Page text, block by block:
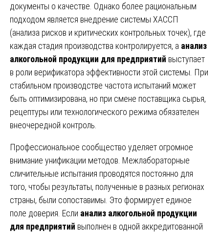
документы о качестве. Однако более рациональным
подходом является внедрение системы ХАССП
(анализа рисков и критических контрольных точек), где
каждая стадия производства контролируется, а анализ
алкогольной продукции для предприятий выступает
в роли верификатора эффективности этой системы. При
стабильном производстве частота испытаний может
быть оптимизирована, но при смене поставщика сырья,
рецептуры или технологического режима обязателен
внеочередной контроль.
Профессиональное сообщество уделяет огромное
внимание унификации методов. Межлабораторные
сличительные испытания проводятся постоянно для
того, чтобы результаты, полученные в разных регионах
страны, были сопоставимы. Это формирует единое
поле доверия. Если анализ алкогольной продукции
для предприятий выполнен в одной аккредитованной